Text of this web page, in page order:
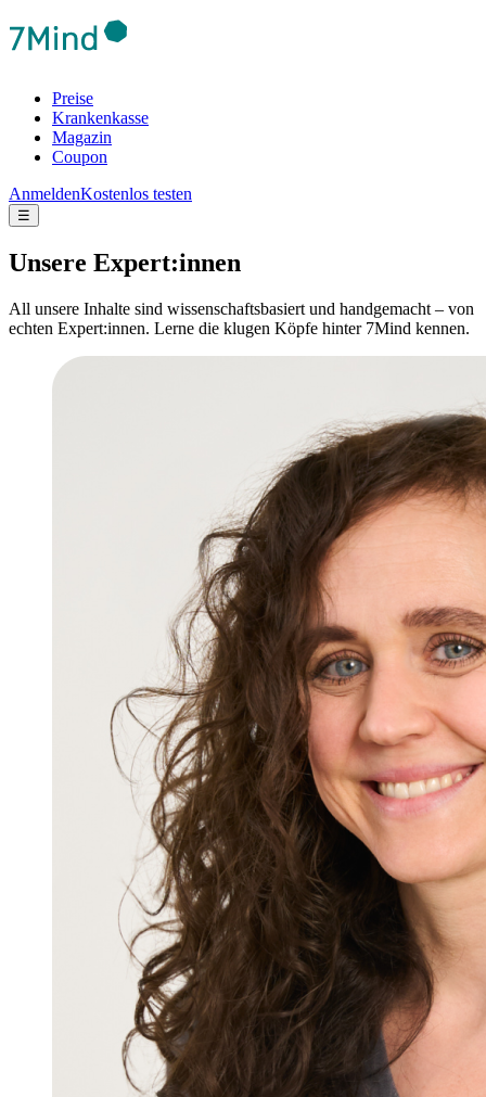
Preise
Krankenkasse
Magazin
Coupon
AnmeldenKostenlos testen
☰
Unsere Expert:innen
All unsere Inhalte sind wissenschaftsbasiert und handgemacht – von
echten Expert:innen. Lerne die klugen Köpfe hinter 7Mind kennen.